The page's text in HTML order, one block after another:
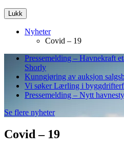
Lukk
Nyheter
Covid – 19
Pressemelding – Havnekraft
Shorly
Kunngjøring av auksjon
Vi søker Lærling i
Pressemelding – Nytt
Se flere nyheter
Covid – 19